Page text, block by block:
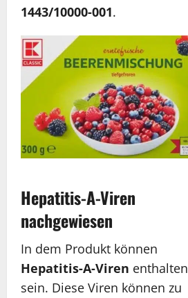
1443/10000-001.
Hepatitis-A-Viren
nachgewiesen
In dem Produkt können
Hepatitis-A-Viren enthalten
sein. Diese Viren können zu